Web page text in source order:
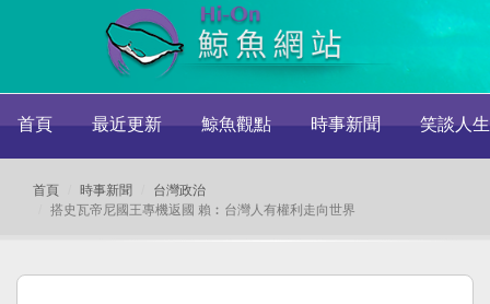
首頁 最近更新 鯨魚觀點 時事新聞 笑談人生
首頁 時事新聞
台灣政治
搭史瓦帝尼國王專機返國 賴︰台灣人有權利走向世界